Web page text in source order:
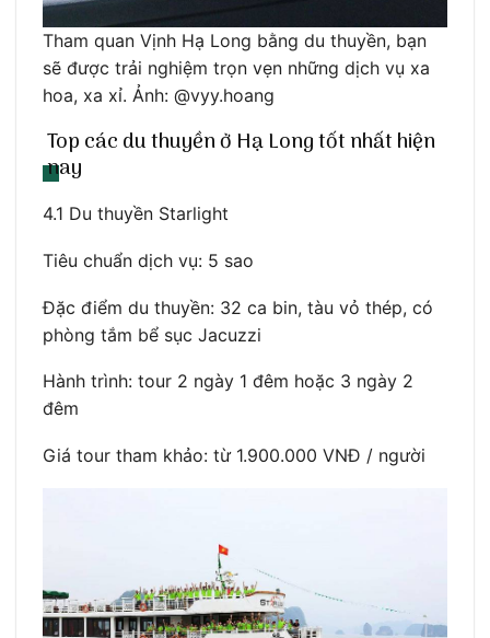
Tham quan Vịnh Hạ Long bằng du thuyền, bạn
sẽ được trải nghiệm trọn vẹn những dịch vụ xa
hoa, xa xỉ. Ảnh: @vyy.hoang
Top các du thuyền ở Hạ Long tốt nhất hiện
nay
4.1 Du thuyền Starlight
Tiêu chuẩn dịch vụ: 5 sao
Đặc điểm du thuyền: 32 ca bin, tàu vỏ thép, có
phòng tắm bể sục Jacuzzi
Hành trình: tour 2 ngày 1 đêm hoặc 3 ngày 2
đêm
Giá tour tham khảo: từ 1.900.000 VNĐ / người